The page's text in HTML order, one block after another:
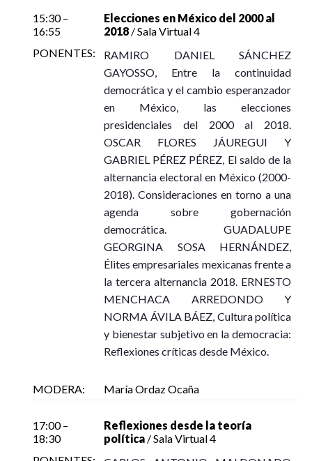
15:30 –
16:55
Elecciones en México del 2000 al
2018 / Sala Virtual 4
PONENTES:
RAMIRO DANIEL SÁNCHEZ
GAYOSSO, Entre la continuidad
democrática y el cambio esperanzador
en México, las elecciones
presidenciales del 2000 al 2018.
OSCAR FLORES JÁUREGUI Y
GABRIEL PÉREZ PÉREZ, El saldo de la
alternancia electoral en México (2000-
2018). Consideraciones en torno a una
agenda sobre gobernación
democrática. GUADALUPE
GEORGINA SOSA HERNÁNDEZ,
Élites empresariales mexicanas frente a
la tercera alternancia 2018. ERNESTO
MENCHACA ARREDONDO Y
NORMA ÁVILA BÁEZ, Cultura política
y bienestar subjetivo en la democracia:
Reflexiones críticas desde México.
MODERA: María Ordaz Ocaña
17:00 –
18:30
Reflexiones desde la teoría
política / Sala Virtual 4